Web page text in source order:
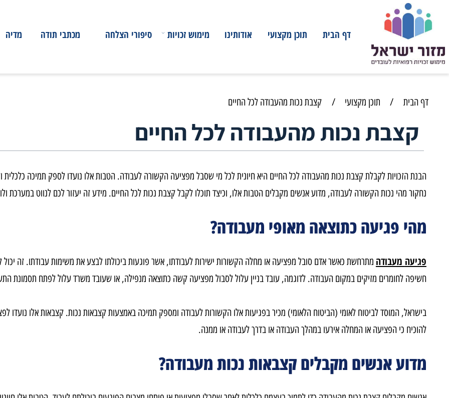
דף הבית תוכן מקצועי אודותינו מימוש זכויות סיפורי הצלחה מכתבי תודה מדיה
/ תוכן מקצועי / קצבת נכות מהעבודה לכל החיים
קצבת נכות מהעבודה לכל החיים
הזכויות לקבלת קצבת נכות מהעבודה לכל החיים היא חיונית לכל מי שסבל מפציעה הקשורה לעבודה. הטבות אלו נועדו לספק תמיכה כלכלית
מהי נכות הקשורה לעבודה, מדוע אנשים מקבלים הטבות אלו, וכיצד תוכלו לקבל קצבת נכות לכל החיים. מידע זה יעזור לכם לנווט במערכת
פגיעה כתוצאה מאופי מעבודה?
מעבודהמתרחשת כאשר אדם סובל מפציעה או מחלה הקשורות ישירות לעבודתו, אשר פוגעות ביכולתו לבצע את משימות עבודתו. זה יכול
המוסד לביטוח לאומי (הביטוח הלאומי) מכיר בפגיעות אלו הקשורות לעבודה ומספק תמיכה באמצעות קצבאות נכות. קצבאות אלו נועדו
אנשים מקבלים קצבאות נכות מעבודה?